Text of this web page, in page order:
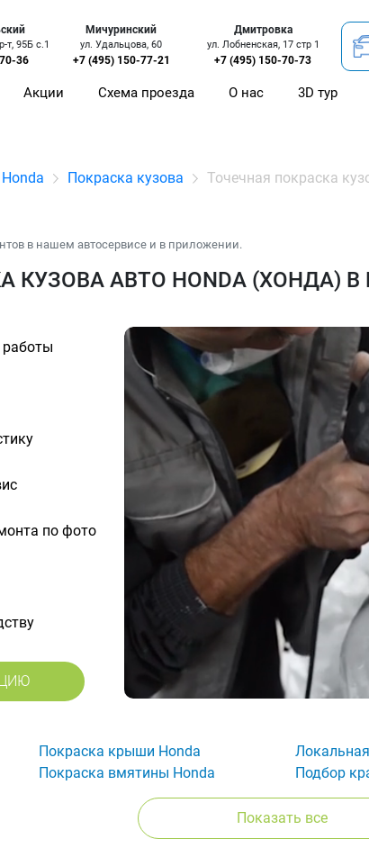
т, 95Б с.1
36
Мичуринский
ул. Удальцова, 60
+7 (495) 150-77-21
Дмитровка
ул. Лобненская, 17 стр 1
+7 (495) 150-70-73
Акции Схема проезда О нас 3D тур
Покраска кузова Точечная покраска
в нашем автосервисе и в приложении.
КУЗОВА АВТО HONDA (ХОНДА)
работы
по фото
Покраска крыши Honda
Покраска вмятины Honda Подбор
Показать все